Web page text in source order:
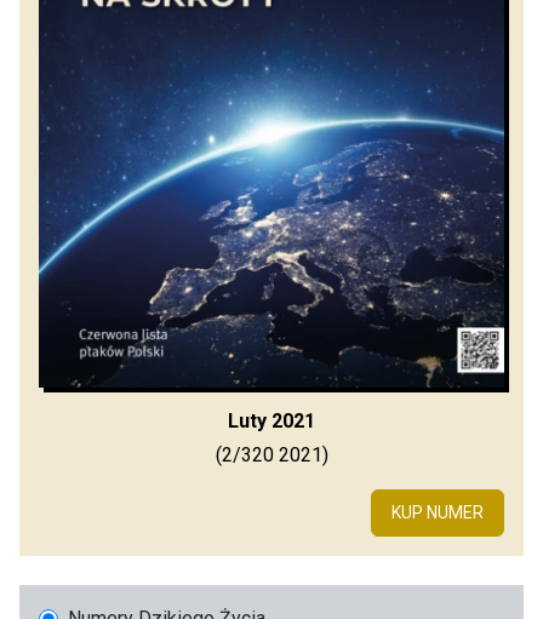
Luty 2021
(2/320 2021)
KUP NUMER